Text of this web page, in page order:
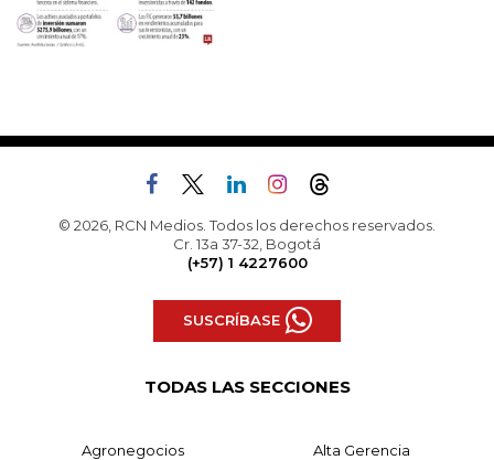
© 2026, RCN Medios. Todos los derechos reservados.
Cr. 13a 37-32, Bogotá
(+57) 1 4227600
SUSCRÍBASE
TODAS LAS SECCIONES
Agronegocios Alta Gerencia